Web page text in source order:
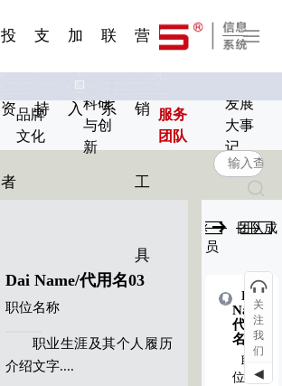
投
资
者
支
持
加
入
联
系
营
销
工
具
品牌
文化
科研
与创
新
服务
团队
发展
大事
记
Dai Name/代用名03
职位名称
职业生涯及其个人履历
介绍文字....
团队成
员
名03
Dai
Name/
代用
名08
职
位名
关
注
我
们
◀